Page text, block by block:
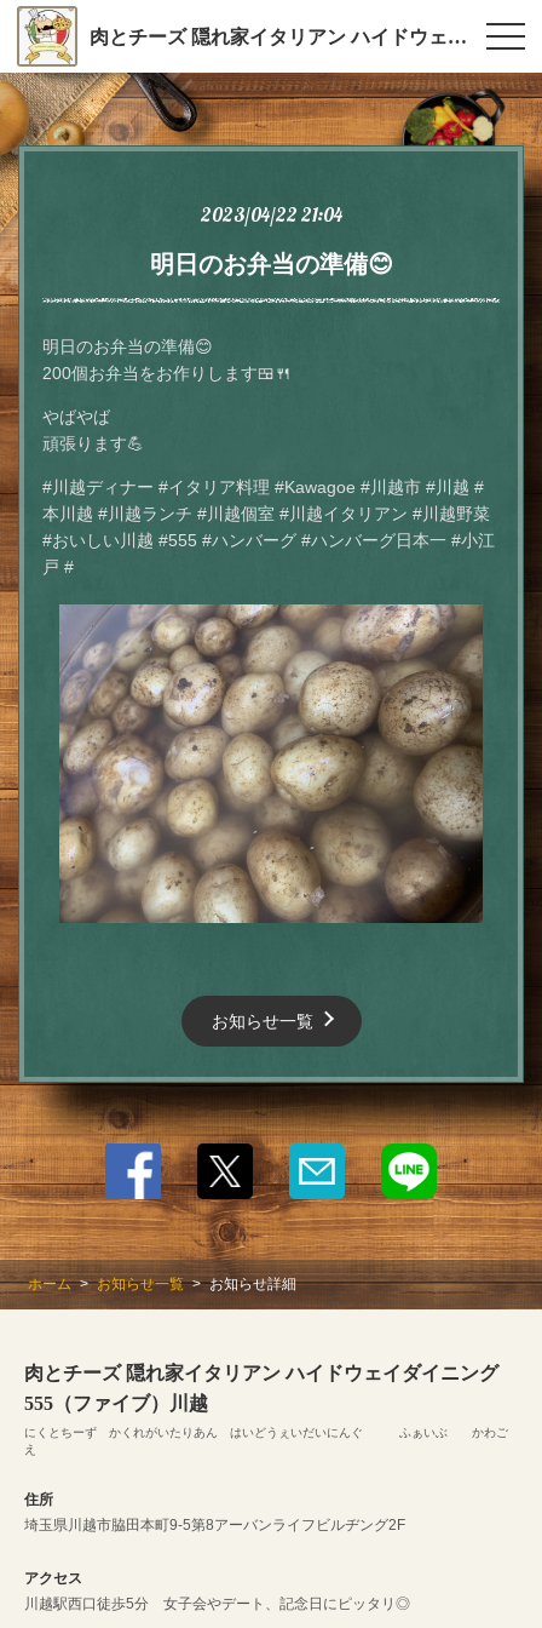
肉とチーズ 隠れ家イタリアン ハイドウェイダイニング555（ファイブ）川越
2023/04/22 21:04
明日のお弁当の準備😊
明日のお弁当の準備😊
200個お弁当をお作りします🍱🍴
やばやば
頑張ります💪
#川越ディナー #イタリア料理 #Kawagoe #川越市 #川越 #
本川越 #川越ランチ #川越個室 #川越イタリアン #川越野菜
#おいしい川越 #555 #ハンバーグ #ハンバーグ日本一 #小江
戸 #
お知らせ一覧
ホーム お知らせ一覧 お知らせ詳細
肉とチーズ 隠れ家イタリアン ハイドウェイダイニング
555（ファイブ）川越
にくとちーず かくれがいたりあん はいどうぇいだいにんぐ ふぁいぶ かわご
え
住所
埼玉県川越市脇田本町9-5第8アーバンライフビルヂング2F
アクセス
川越駅西口徒歩5分 女子会やデート、記念日にピッタリ◎
この店舗情報をシェアする
埼玉県川越市脇田本町9-5第8アーバンライフビルヂング2F
https://555.owst.jp/blogs/3385454
お店情報をコピー
閉じる